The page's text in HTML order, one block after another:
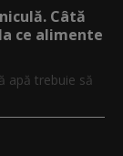
Câtă
ce alimente
apă trebuie să